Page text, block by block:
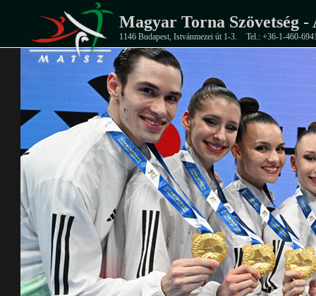
Magyar Torna Szövetség -
1146 Budapest, Istvánmezei út 1-3. Tel.: +36-1-460-